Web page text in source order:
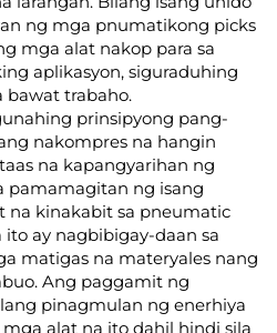
ng mga pnumatikong picks
mga alat nakop para sa
aplikasyon, siguraduhing
bawat trabaho.
prinsipyong pang-
nakompres na hangin
na kapangyarihan ng
pamamagitan ng isang
na kinakabit sa pneumatic
ay nagbibigay-daan sa
matigas na materyales nang
Ang paggamit ng
pinagmulan ng enerhiya
alat na ito dahil hindi sila